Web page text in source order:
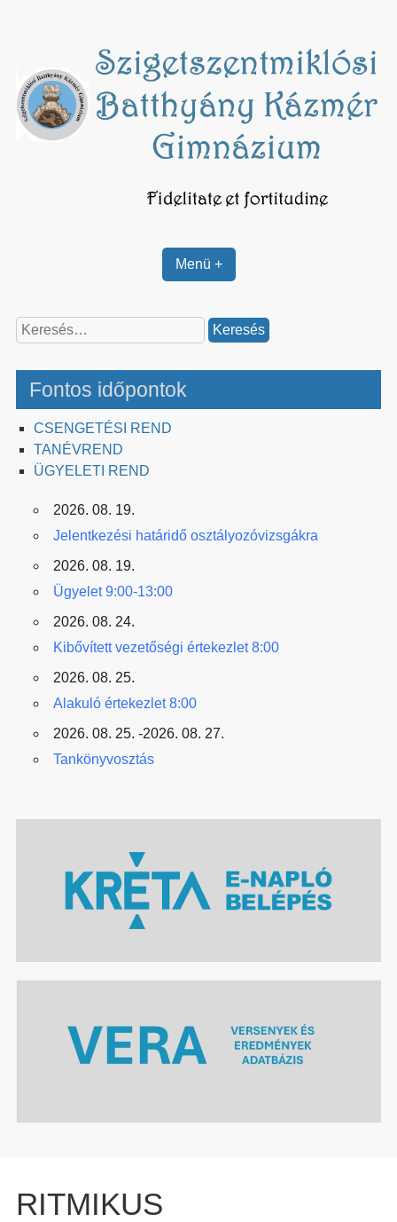
Menü +
Keresés:
Fontos időpontok
CSENGETÉSI REND
TANÉVREND
ÜGYELETI REND
2026. 08. 19.
Jelentkezési határidő osztályozóvizsgákra
2026. 08. 19.
Ügyelet 9:00-13:00
2026. 08. 24.
Kibővített vezetőségi értekezlet 8:00
2026. 08. 25.
Alakuló értekezlet 8:00
2026. 08. 25. -2026. 08. 27.
Tankönyvosztás
RITMIKUS